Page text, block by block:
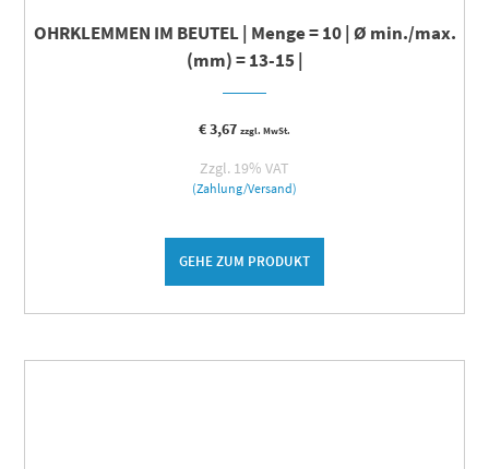
OHRKLEMMEN IM BEUTEL | Menge = 10 | Ø min./max.
(mm) = 13-15 |
€3,67 zzgl. MwSt.
Zzgl. 19% VAT
(Zahlung/Versand)
GEHE ZUM PRODUKT